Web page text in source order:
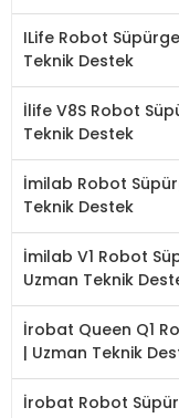
ILife Robot
Teknik Destek
İlife V8S Robot
Teknik Destek
İmilab Robot
Teknik Destek
İmilab V1 Robot
Uzman Teknik
İrobat Queen Q1
| Uzman Teknik
İrobat Robot